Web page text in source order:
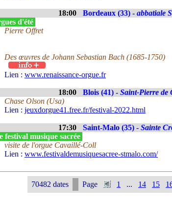
18:00 Bordeaux (33) - abbatiale
d'été
Pierre Offret
Des œuvres de Johann Sebastian Bach (1685-1750)
Lien : www.renaissance-orgue.fr
18:00 Blois (41) - Saint-Pierre de
Chase Olson (Usa)
Lien : jeuxdorgue41.free.fr/festival-2022.html
17:30 Saint-Malo (35) - Sainte
festival musique sacrée
visite de l'orgue Cavaillé-Coll
Lien : www.festivaldemusiquesacree-stmalo.com/
70482 dates Page 1 ... 14 15